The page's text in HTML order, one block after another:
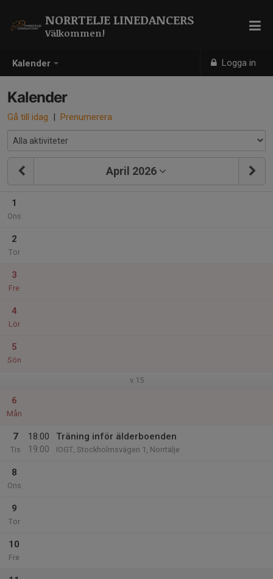
Kalender Logga in
NORRTELJE LINEDANCERS
Välkommen!
Kalender
Gå till idag | Prenumerera
April 2026
1
Ons
2
Tor
3
Fre
4
Lör
5
Sön
v.15
6
Mån
7
Tis
18:00
19:00
Träning inför älderboenden
IOGT, Stockholmsvägen 1, Norrtälje
8
Ons
9
Tor
10
Fre